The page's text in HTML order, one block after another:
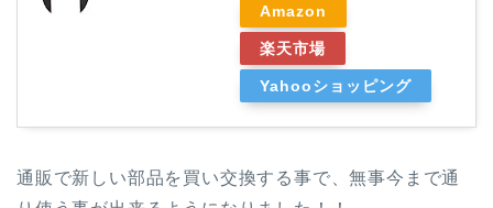
Amazon
楽天市場
Yahooショッピング
通販で新しい部品を買い交換する事で、無事今まで通